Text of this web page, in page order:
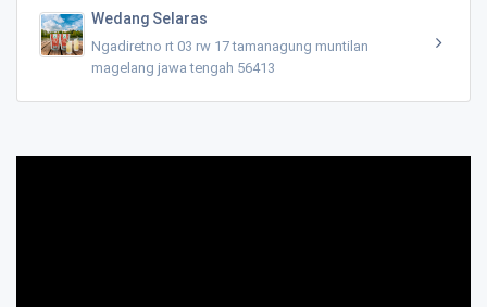
Wedang Selaras
Ngadiretno rt 03 rw 17 tamanagung muntilan
magelang jawa tengah 56413